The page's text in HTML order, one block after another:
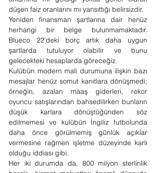
düşen faiz oranlarını mı yansıttığı belirsizdir.
Yeniden finansman şartlarına dair henüz
herhangi bir belge bulunmamaktadır.
Blueco 22'deki borç artık daha uygun
şartlarda tutuluyor olabilir ve bunu
gelecekteki hesaplarda göreceğiz.
Kulübün modern mali durumuna ilişkin bazı
mesajlar henüz somut kanıtlara dönüşmedi;
örneğin, azalan maaş giderleri, rekor
oyuncu satışlarından bahsedilirken bunların
düşük karlara dönüştüğünden söz
edilmemesi ve kulübün İngiliz futbolunda
daha önce görülmemiş günlük açıklar
vermesine rağmen işletme düzeyinde karlı
olduğu iddiası gibi.
Her iki durumda da, 800 milyon sterlinlik